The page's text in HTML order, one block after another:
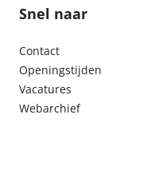
Snel naar
Contact
Openingstijden
Vacatures
Webarchief